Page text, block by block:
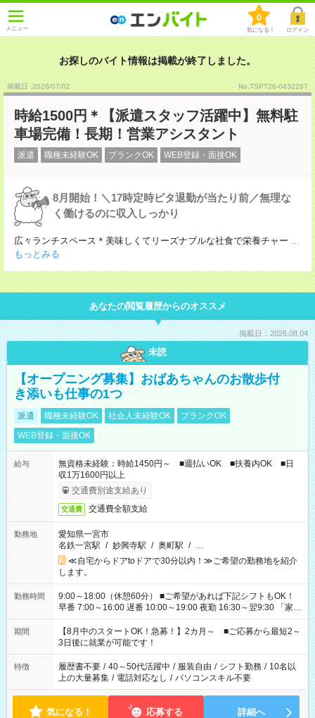
メニュー
0
気になる！ ログイン
お探しのバイト情報は掲載が終了しました。
掲載日 :2026/07/02 No.TSPT26-0432267
時給1500円＊【派遣スタッフ活躍中】無料駐
車場完備！長期！営業アシスタント
派遣 職種未経験OK ブランクOK WEB登録・面接OK
8月開始！＼17時定時ピタ退勤が当たり前／無理な
く働けるのに収入しっかり
広々ランチスペース＊美味しくてリーズナブルな社食で栄養チャー ...
もっとみる
あなたの閲覧履歴からのオススメ
掲載日：2026.08.04
未読
【オープニング募集】おばあちゃんのお散歩付
き添いも仕事の1つ
派遣 職種未経験OK 社会人未経験OK
ブランクOK
WEB登録・面接OK
給与
無資格未経験：時給1450円～ ■週払いOK ■扶養内OK ■日
収1万1600円以上
交通費別途支給あり
交通費 交通費全額支給
勤務地
愛知県一宮市
名鉄一宮駅 / 妙興寺駅 / 奥町駅 / …
≪自宅からドアtoドアで30分以内！≫ご希望の勤務地を紹介
します。
勤務時間
9:00～18:00（休憩60分） ■ご希望があれば下記シフトもOK！
早番 7:00～16:00 遅番 10:00～19:00 夜勤 16:30～翌9:30 「家族
と休みを合わせたい」 「余裕を持って夕飯の準備がしたい」
「できれば残業はしたくない」 など、ご希望を教えてください
ね。 ※Wワーク希望の方へ 今ご覧のお仕事で希望する勤務時間
と、もう1つのお仕事の勤務時間。 合計で週40時間を超える場
合は応募できません。
期間
【8月中のスタートOK！急募！】2カ月～ ■ご応募から最短2～
3日後に就業が可能です！
特徴 履歴書不要 / 40～50代活躍中 / 服装自由 / シフト勤務 / 10名以
上の大量募集 / 電話対応なし / パソコンスキル不要
気になる！ 応募する 詳細へ